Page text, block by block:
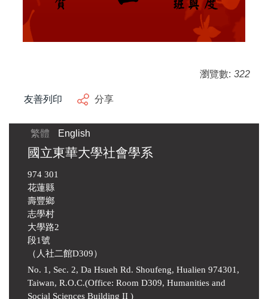
瀏覽數: 322
友善列印 分享
繁體 English
國立東華大學社會學系
974 301
花蓮縣
壽豐鄉
志學村
大學路2
段1號
（人社二館D309）
No. 1, Sec. 2, Da Hsueh Rd. Shoufeng, Hualien 974301,
Taiwan, R.O.C.(Office: Room D309, Humanities and
Social Sciences Building II )